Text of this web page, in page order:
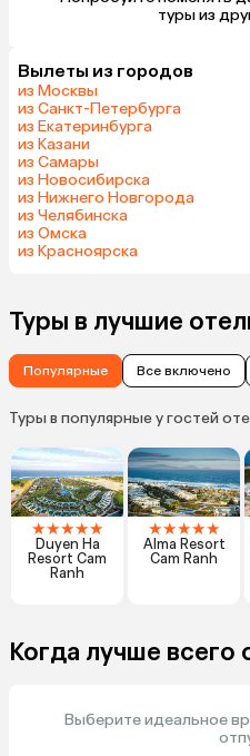
туры из
Вылеты из городов
из Москвы
из Санкт-Петербурга
из Екатеринбурга
из Казани
из Самары
из Новосибирска
из Нижнего Новгорода
из Челябинска
из Омска
из Красноярска
Туры в лучшие
Популярные Все включено
Туры в популярные у гостей
★★★★★
Duyen Ha
Resort Cam
Ranh
★★★★★
Alma Resort
Cam Ranh
Когда лучше всего
Выберите идеальное